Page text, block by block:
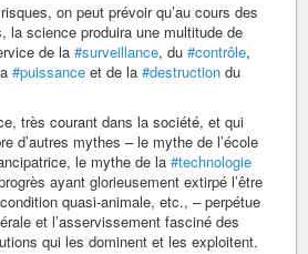
on peut prévoir qu’au cours des
la science produira une multitude de
de la #surveillance, du #contrôle,
#puissance et de la #destruction du
très courant dans la société, et qui
d’autres mythes – le mythe de l’école
le mythe de la #technologie
ayant glorieusement extirpé l’être
quasi-animale, etc., – perpétue
et l’asservissement fasciné des
qui les dominent et les exploitent.